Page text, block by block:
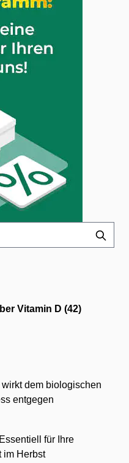
Vitamin D (42)
dem biologischen
entgegen
für Ihre
im Herbst